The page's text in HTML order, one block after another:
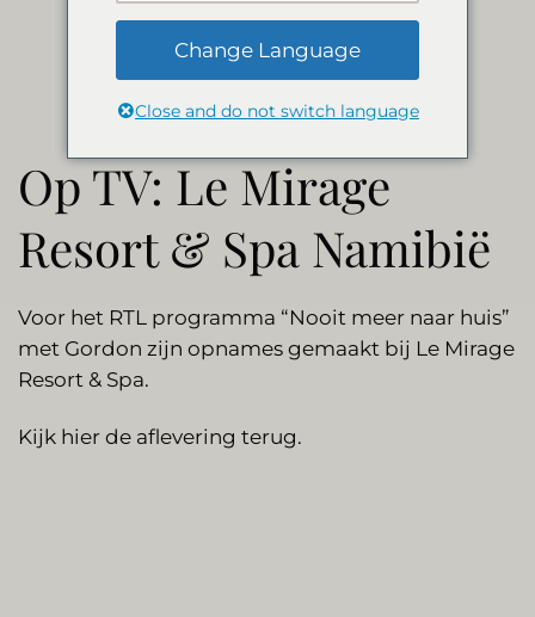
Op TV: Le Mirage
Resort & Spa Namibië
Voor het RTL programma “Nooit meer naar huis”
met Gordon zijn opnames gemaakt bij Le Mirage
Resort & Spa.
Kijk hier de aflevering terug.
Change Language
Close and do not switch language